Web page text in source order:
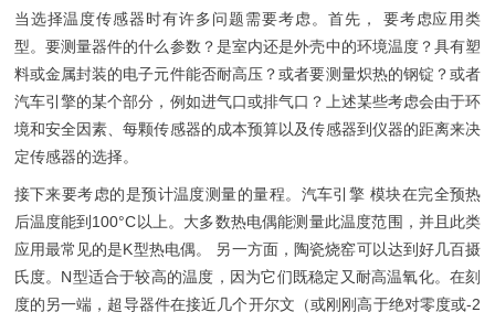
当选择温度传感器时有许多问题需要考虑。首先， 要考虑应用类
型。要测量器件的什么参数？是室内还是外壳中的环境温度？具有塑
料或金属封装的电子元件能否耐高压？或者要测量炽热的钢锭？或者
汽车引擎的某个部分，例如进气口或排气口？上述某些考虑会由于环
境和安全因素、每颗传感器的成本预算以及传感器到仪器的距离来决
定传感器的选择。
接下来要考虑的是预计温度测量的量程。汽车引擎 模块在完全预热
后温度能到100°C以上。大多数热电偶能测量此温度范围，并且此类
应用最常见的是K型热电偶。 另一方面，陶瓷烧窑可以达到好几百摄
氏度。N型适合于较高的温度，因为它们既稳定又耐高温氧化。在刻
度的另一端，超导器件在接近几个开尔文（或刚刚高于绝对零度或-2